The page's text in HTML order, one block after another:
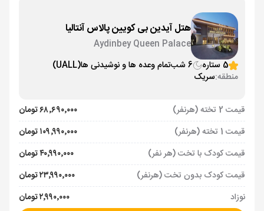
هتل آیدین بی کویین پالاس آنتالیا
Aydinbey Queen Palace
5 ستاره
6 شب تمام وعده ها و نوشیدنی ها(UALL)
منطقه:سریک
قیمت 2 تخته (هرنفر)
۶۸٬۶۹۰٬۰۰۰ تومان
قیمت 1 تخته (هرنفر)
۱۰۹٬۹۹۰٬۰۰۰ تومان
قیمت کودک با تخت (هر نفر)
۴۰٬۹۹۰٬۰۰۰ تومان
قیمت کودک بدون تخت (هرنفر)
۲۳٬۹۹۰٬۰۰۰ تومان
نوزاد
۲٬۹۹۰٬۰۰۰ تومان